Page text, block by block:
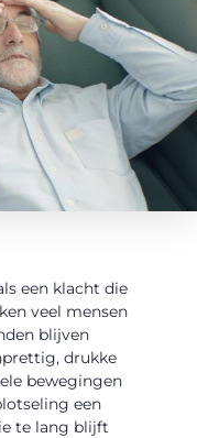
een klacht die
veel mensen
blijven
drukke
bewegingen
een
te lang blijft